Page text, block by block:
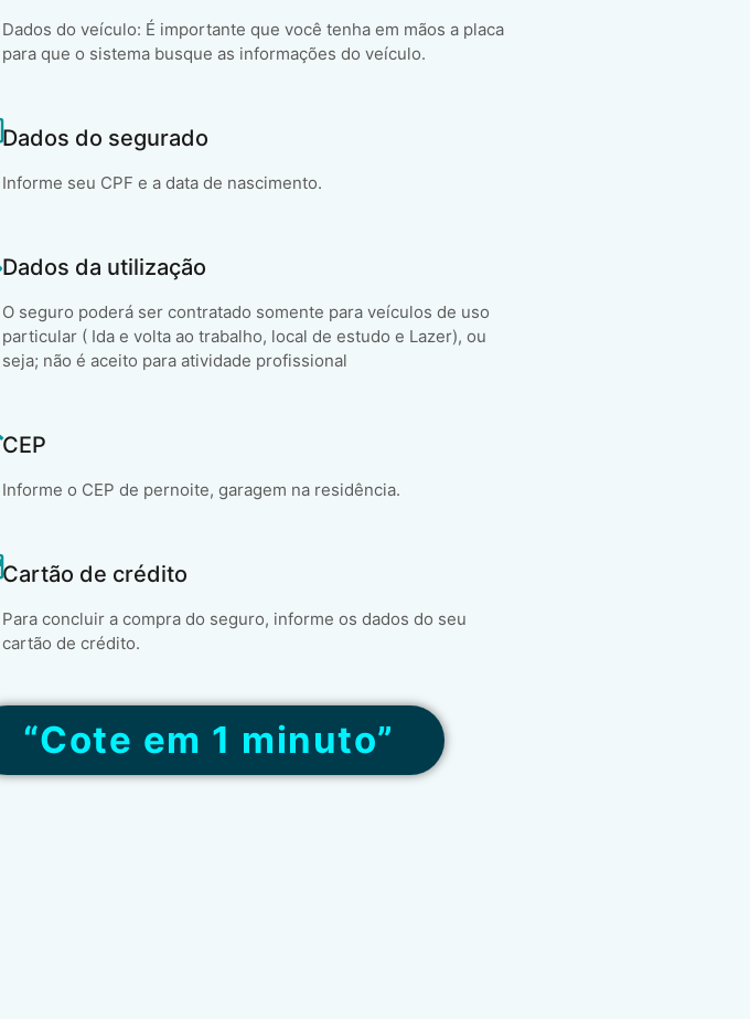
Dados do veículo: É importante que você tenha em mãos a placa
para que o sistema busque as informações do veículo.
Dados do segurado
Informe seu CPF e a data de nascimento.
Dados da utilização
O seguro poderá ser contratado somente para veículos de uso
particular ( Ida e volta ao trabalho, local de estudo e Lazer), ou
seja; não é aceito para atividade profissional
CEP
Informe o CEP de pernoite, garagem na residência.
Cartão de crédito
Para concluir a compra do seguro, informe os dados do seu
cartão de crédito.
“Cote em 1 minuto”